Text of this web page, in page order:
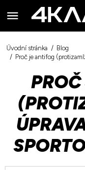
Úvodní stránka
Blog
Proč je antifog